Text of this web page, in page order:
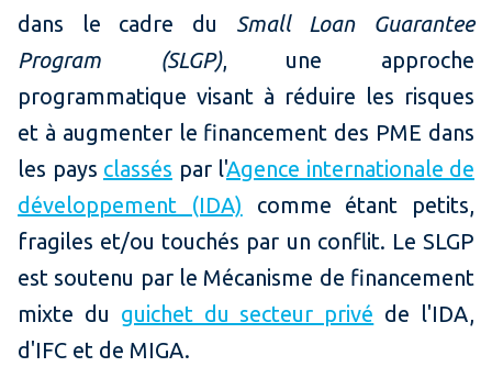
dans le cadre du Small Loan Guarantee
Program (SLGP), une approche
programmatique visant à réduire les risques
et à augmenter le financement des PME dans
les pays classés par l'Agence internationale de
développement (IDA) comme étant petits,
fragiles et/ou touchés par un conflit. Le SLGP
est soutenu par le Mécanisme de financement
mixte du guichet du secteur privé de l'IDA,
d'IFC et de MIGA.